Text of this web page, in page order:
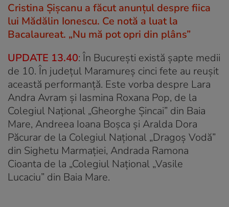
Cristina Șișcanu a făcut anunțul despre fiica
lui Mădălin Ionescu. Ce notă a luat la
Bacalaureat. „Nu mă pot opri din plâns”
UPDATE 13.40: În București există șapte medii
de 10. În judeţul Maramureş cinci fete au reușit
această performanță. Este vorba despre Lara
Andra Avram şi Iasmina Roxana Pop, de la
Colegiul Naţional „Gheorghe Şincai” din Baia
Mare, Andreea Ioana Boşca şi Aralda Dora
Păcurar de la Colegiul Naţional „Dragoş Vodă”
din Sighetu Marmaţiei, Andrada Ramona
Cioanta de la „Colegiul Naţional „Vasile
Lucaciu” din Baia Mare.